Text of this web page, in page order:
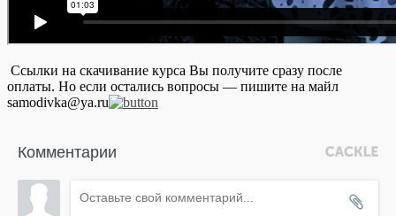
Ссылки на скачивание курса Вы получите сразу после
оплаты. Но если остались вопросы — пишите на майл
samodivka@ya.ru
Комментарии